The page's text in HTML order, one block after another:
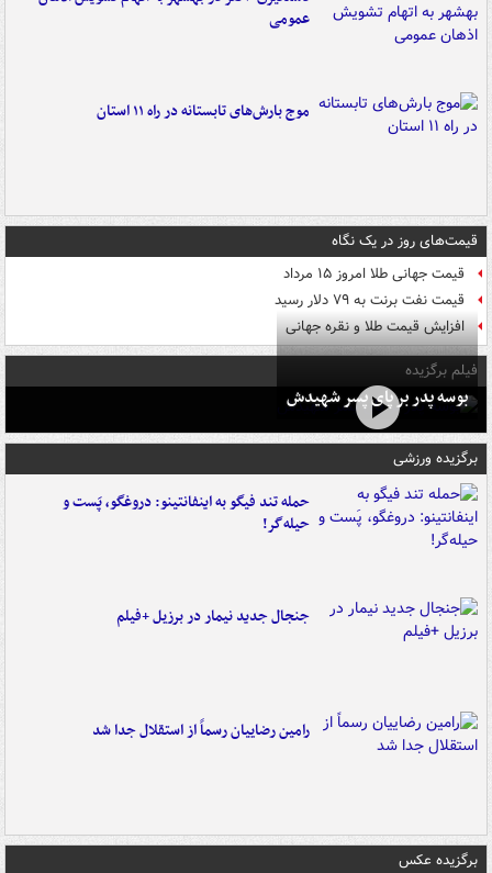
عمومی
موج بارش‌های تابستانه در راه ۱۱ استان
قیمت‌های روز در یک نگاه
قیمت جهانی طلا امروز ۱۵ مرداد
قیمت نفت برنت به ۷۹ دلار رسید
افزایش قیمت طلا و نقره جهانی
فیلم برگزیده
بوسه‌ پدر بر پای پسر شهیدش
برگزیده ورزشی
حمله تند فیگو به اینفانتینو: دروغگو، پَست‌ و
حیله‌گر!
جنجال جدید نیمار در برزیل +فیلم
رامین رضاییان رسماً از استقلال جدا شد
برگزیده عکس